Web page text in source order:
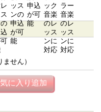
せん）
に入り追加